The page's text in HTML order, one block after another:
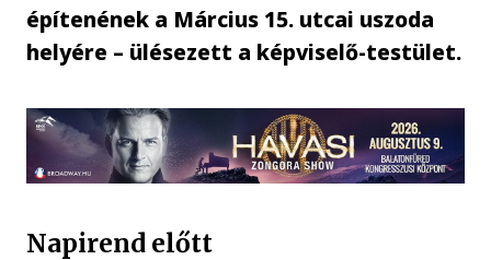
építenének a Március 15. utcai uszoda
helyére – ülésezett a képviselő-testület.
Napirend előtt